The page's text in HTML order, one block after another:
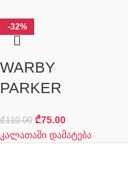
-32%
WARBY
PARKER
₾110.00 ₾75.00
კალათაში დამატება